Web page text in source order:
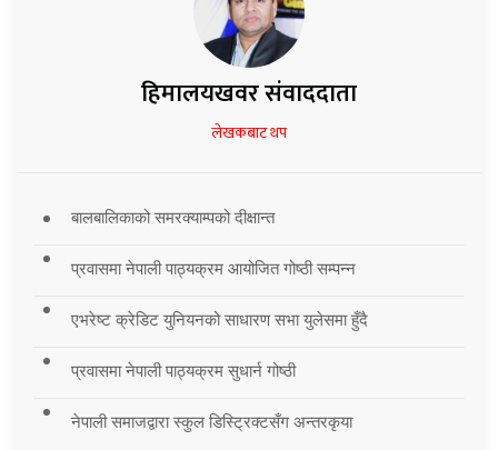
हिमालयखवर संवाददाता
लेखकबाट थप
बालबालिकाको समरक्याम्पको दीक्षान्त
प्रवासमा नेपाली पाठ्यक्रम आयोजित गोष्ठी सम्पन्न
एभरेष्ट क्रेडिट युनियनको साधारण सभा युलेसमा हुँदै
प्रवासमा नेपाली पाठ्यक्रम सुधार्न गोष्ठी
नेपाली समाजद्वारा स्कुल डिस्ट्रिक्टसँग अन्तरकृया